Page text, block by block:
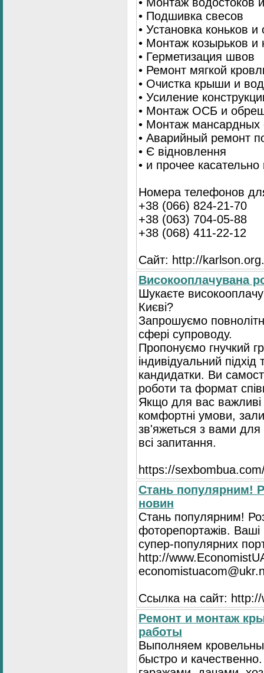
• Монтаж водостоков
• Подшивка свесов
• Установка коньков и
• Монтаж козырьков и
• Герметизация швов
• Ремонт мягкой
• Очистка крыши и
• Усиление
• Монтаж ОСБ и
• Монтаж мансардных
• Аварийный ремонт
• Є відновлення
• и прочее
Номера телефонов
+38 (066) 824-21-70
+38 (063) 704-05-88
+38 (068) 411-22-12
Сайт: http://
Високооплачувана
Шукаєте
Києві?
Запрошуємо
сфері супроводу.
Пропонуємо гнучкий
індивідуальний
кандидатки. Ви
роботи та формат
Якщо для вас важливі
комфортні умови,
зв'яжеться з вами для
всі запитання.
https://
Стань популярним!
новин
Стань популярним!
фоторепортажів. Ваші
супер-популярних
http://
Ссылка на сайт:
Ремонт и монтаж
работы
Выполняем
быстро и